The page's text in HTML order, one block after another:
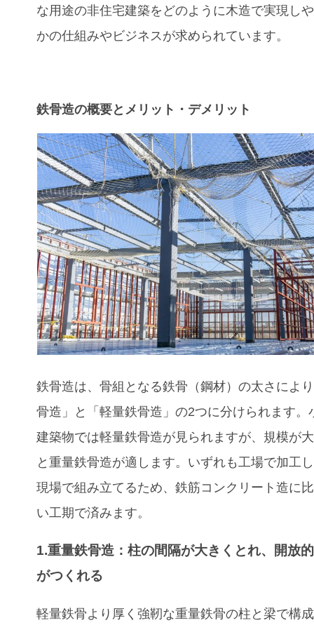
な用途の非住宅建築をどのように木造で実現し
かの仕組みやビジネスが求められています。
鉄骨造の概要とメリット・デメリット
鉄骨造は、骨組となる鉄骨（鋼材）の太さによ
骨造」と「軽量鉄骨造」の2つに分けられます。
建築物では軽量鉄骨造が見られますが、規模が
と重量鉄骨造が適します。いずれも工場で加工
現場で組み立てるため、鉄筋コンクリート造に
い工期で済みます。
1.重量鉄骨造：柱の間隔が大きくとれ、開放
がつくれる
軽量鉄骨より厚く強靭な重量鉄骨の柱と梁で構